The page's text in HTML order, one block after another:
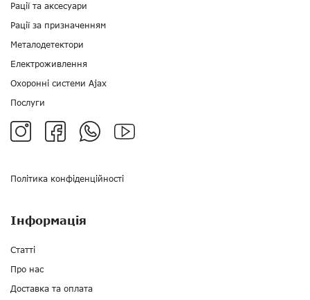
Політика конфіденційності
Рації та аксесуари
Рації за призначенням
Металодетектори
Електроживлення
Охоронні системи Ajax
Послуги
Інформація
Статті
Про нас
Доставка та оплата